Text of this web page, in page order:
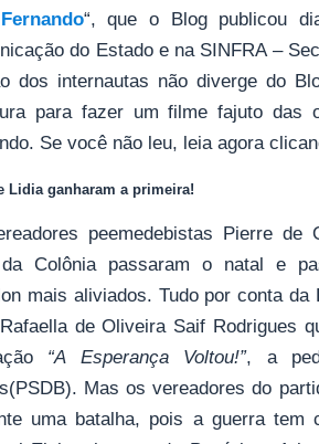
“, que o Blog publicou
do Estado e na SINFRA –
dos internautas não diverge do
para fazer um filme fajuto das
Se você não leu, leia agora
Lidia ganharam a primeira!
peemedebistas Pierre de
Colônia passaram o natal e
mais aliviados. Tudo por conta
de Oliveira Saif Rodrigues
“A Esperança Voltou!”, a
Mas os vereadores do
uma batalha, pois a guerra tem